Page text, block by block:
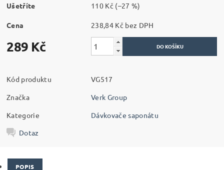
Ušetříte 110 Kč (–27 %)
Cena 238,84 Kč bez DPH
289 Kč
Kód produktu
VG517
Značka
Verk Group
Kategorie
Dávkovače saponátu
Dotaz
POPIS